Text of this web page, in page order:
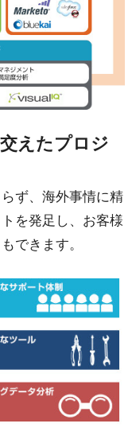
えたプロジ
ず、海外事情に精
を発足し、お客様
できます。